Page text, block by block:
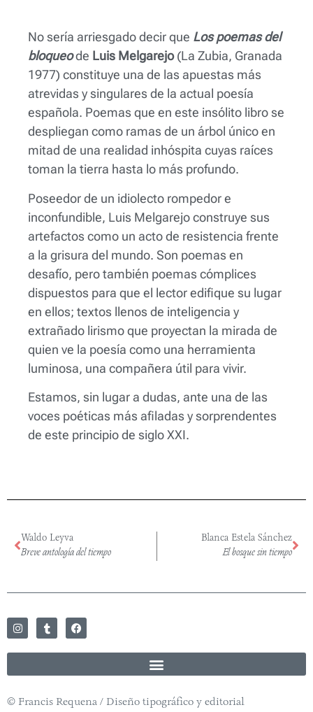
No sería arriesgado decir que Los poemas del
bloqueode Luis Melgarejo(La Zubia, Granada
1977) constituye una de las apuestas más
atrevidas y singulares de la actual poesía
española. Poemas que en este insólito libro se
despliegan como ramas de un árbol único en
mitad de una realidad inhóspita cuyas raíces
toman la tierra hasta lo más profundo.
Poseedor de un idiolecto rompedor e
inconfundible, Luis Melgarejo construye sus
artefactos como un acto de resistencia frente
a la grisura del mundo. Son poemas en
desafío, pero también poemas cómplices
dispuestos para que el lector edifique su lugar
en ellos; textos llenos de inteligencia y
extrañado lirismo que proyectan la mirada de
quien ve la poesía como una herramienta
luminosa, una compañera útil para vivir.
Estamos, sin lugar a dudas, ante una de las
voces poéticas más afiladas y sorprendentes
de este principio de siglo XXI.
Waldo Leyva
Breve antología del tiempo
Blanca Estela Sánchez
El bosque sin tiempo
© Francis Requena / Diseño tipográfico y editorial